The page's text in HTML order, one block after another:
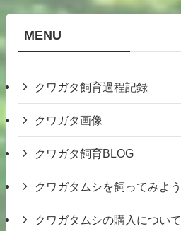
MENU
クワガタ飼育過程記録
クワガタ画像
クワガタ飼育BLOG
クワガタムシを飼ってみよう
クワガタムシの購入について